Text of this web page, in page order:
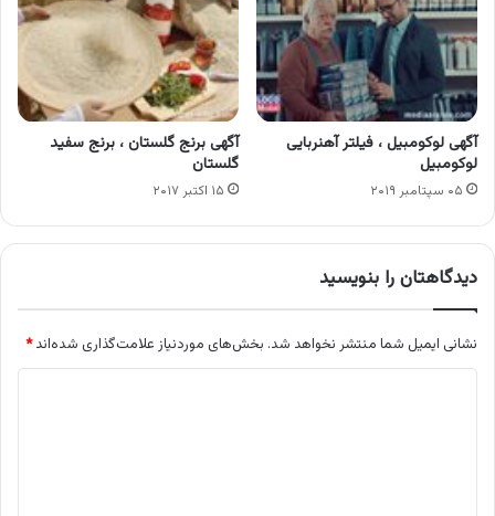
آگهی لوکومبیل ، فیلتر آهنربایی
لوکومبیل
۰۵ سپتامبر ۲۰۱۹
آگهی برنج گلستان ، برنج سفید
گلستان
۱۵ اکتبر ۲۰۱۷
دیدگاهتان را بنویسید
نشانی ایمیل شما منتشر نخواهد شد. بخش‌های موردنیاز علامت‌گذاری شده‌اند*